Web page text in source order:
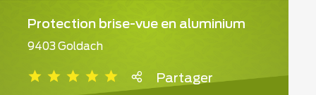
Protection brise-vue en aluminium
9403 Goldach
Partager